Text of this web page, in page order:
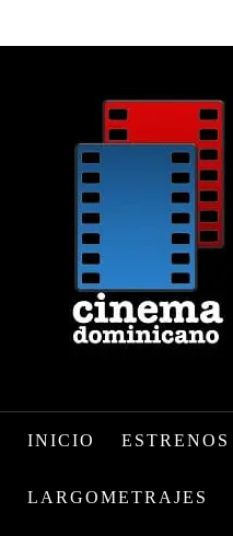
INICIO ESTRENOS
LARGOMETRAJES